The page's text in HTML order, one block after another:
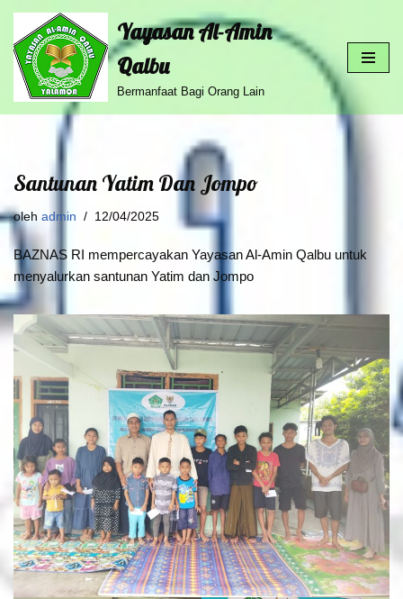
Lompat
ke
konten
Yayasan Al-Amin
Qalbu
Bermanfaat Bagi Orang Lain
Santunan Yatim Dan Jompo
oleh admin 12/04/2025
BAZNAS RI mempercayakan Yayasan Al-Amin Qalbu untuk
menyalurkan santunan Yatim dan Jompo